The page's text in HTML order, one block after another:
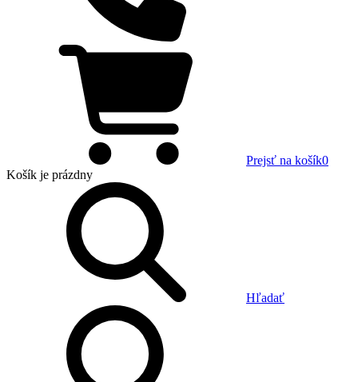
Prejsť na košík0
Košík je prázdny
Hľadať